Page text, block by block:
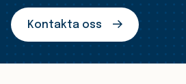
Kontakta oss